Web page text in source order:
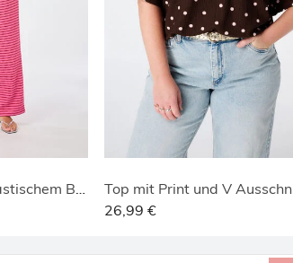
Wide Leg Hose mit elastischem Bund
Top mit Print und V
26,99 €